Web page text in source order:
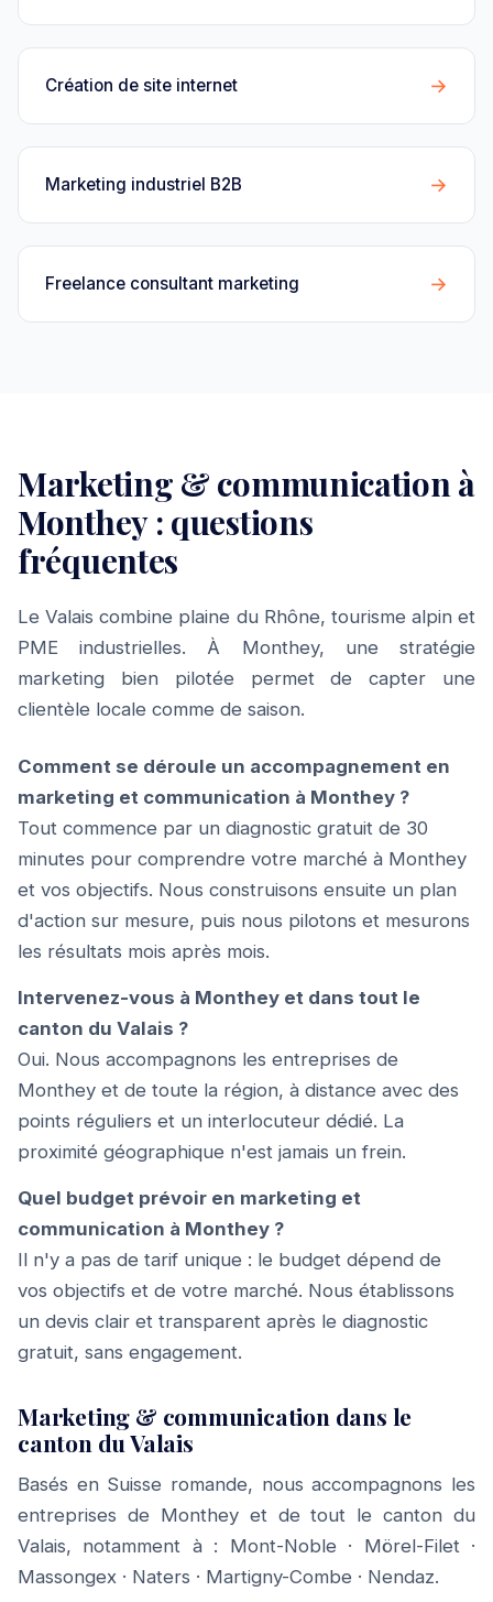
Création de site internet →
Marketing industriel B2B →
Freelance consultant marketing →
Marketing & communication à
Monthey : questions
fréquentes
Le Valais combine plaine du Rhône, tourisme alpin et
PME industrielles. À Monthey, une stratégie
marketing bien pilotée permet de capter une
clientèle locale comme de saison.
Comment se déroule un accompagnement en
marketing et communication à Monthey ?
Tout commence par un diagnostic gratuit de 30
minutes pour comprendre votre marché à Monthey
et vos objectifs. Nous construisons ensuite un plan
d'action sur mesure, puis nous pilotons et mesurons
les résultats mois après mois.
Intervenez-vous à Monthey et dans tout le
canton du Valais ?
Oui. Nous accompagnons les entreprises de
Monthey et de toute la région, à distance avec des
points réguliers et un interlocuteur dédié. La
proximité géographique n'est jamais un frein.
Quel budget prévoir en marketing et
communication à Monthey ?
Il n'y a pas de tarif unique : le budget dépend de
vos objectifs et de votre marché. Nous établissons
un devis clair et transparent après le diagnostic
gratuit, sans engagement.
Marketing & communication dans le
canton du Valais
Basés en Suisse romande, nous accompagnons les
entreprises de Monthey et de tout le canton du
Valais, notamment à : Mont-Noble · Mörel-Filet·
Massongex · Naters · Martigny-Combe · Nendaz.